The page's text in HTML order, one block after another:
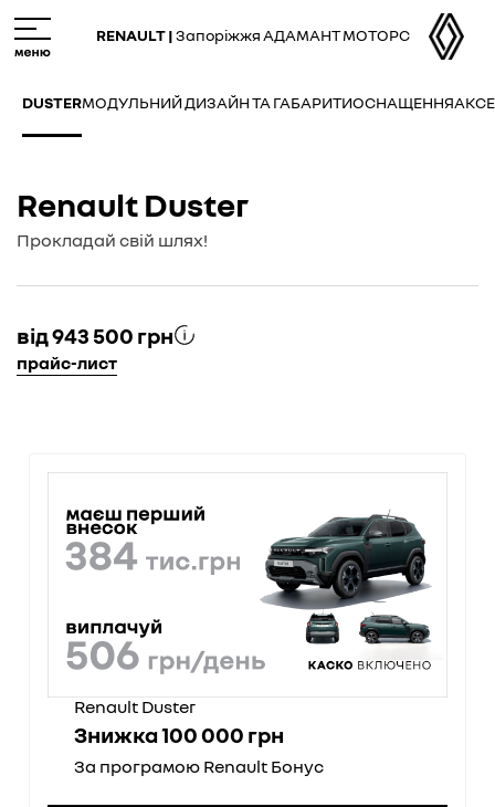
to
main
RENAULT |Запоріжжя АДАМАНТ МОТОРС
DUSTERМОДУЛЬНИЙ ДИЗАЙН ТА ГАБАРИТИОСНАЩЕННЯ
Renault Duster
Прокладай свій шлях!
від 943 500 грн
прайс-лист
Renault Duster
Знижка 100 000 грн
За програмою Renault Бонус